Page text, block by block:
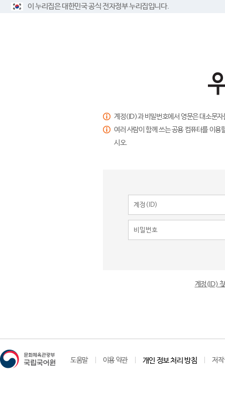
이 누리집은 대한민국 공식 전자정부 누리집입니다.
계정(ID)과 비밀번호에서 영문은 대소문
여러 사람이 함께 쓰는 공용 컴퓨터를 이
시오.
계정(ID)
도움말 이용 약관 개인 정보 처리 방침 저